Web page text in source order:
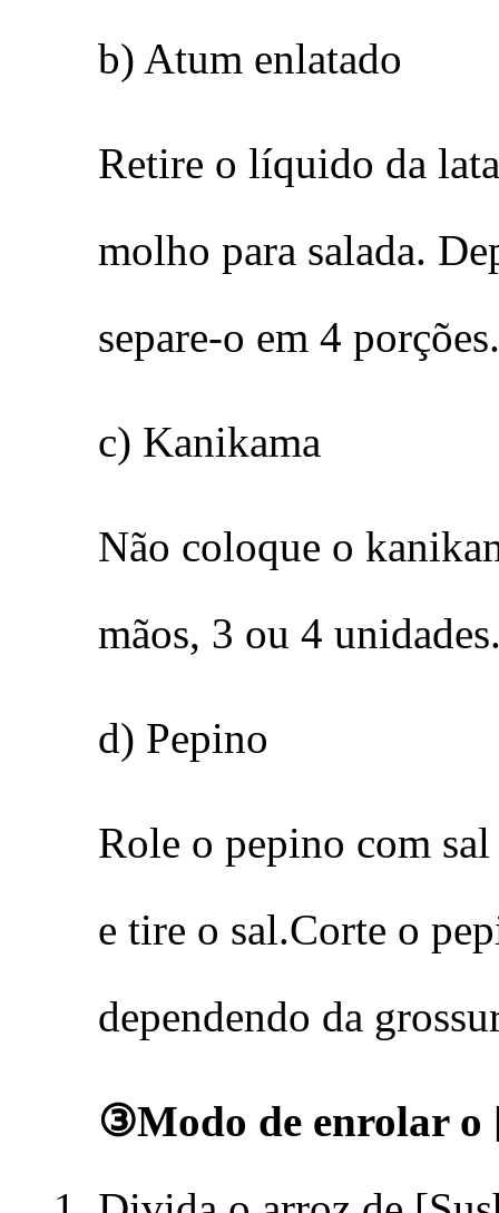
b) Atum enlatado
Retire o líquido da
molho para salada.
separe-o em 4 porções.
c) Kanikama
Não coloque o
mãos, 3 ou 4
d) Pepino
Role o pepino com
e tire o sal.Corte o
dependendo da
③Modo de enrolar o